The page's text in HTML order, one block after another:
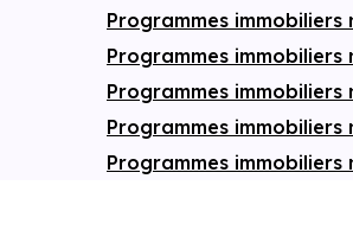
Programmes immobiliers
Programmes immobiliers
Programmes immobiliers
Programmes immobiliers
Programmes immobiliers